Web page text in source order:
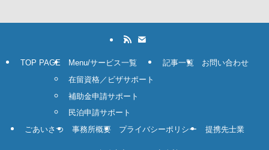
TOP PAGE
Menu/サービス一覧
在留資格／ビザサポート
補助金申請サポート
民泊申請サポート
記事一覧 お問い合わせ
ごあいさつ 事務所概要 プライバシーポリシー 提携先士業